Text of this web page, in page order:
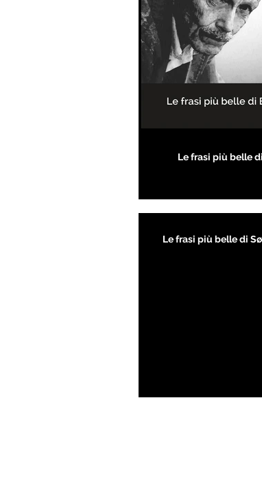
Le frasi più belle
Le frasi più belle di